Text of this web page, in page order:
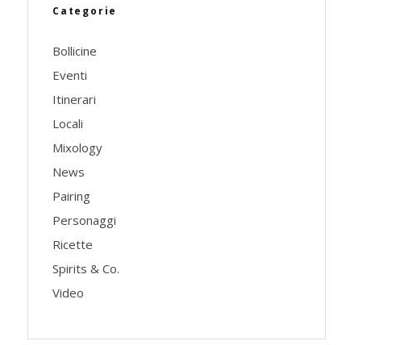
Categorie
Bollicine
Eventi
Itinerari
Locali
Mixology
News
Pairing
Personaggi
Ricette
Spirits & Co.
Video